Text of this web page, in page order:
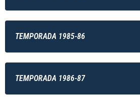
TEMPORADA 1985-86
TEMPORADA 1986-87